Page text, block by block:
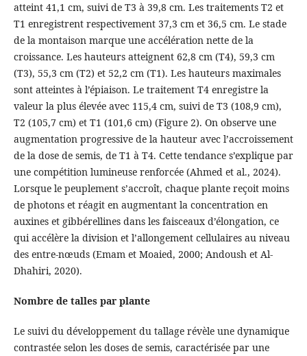
atteint 41,1 cm, suivi de T3 à 39,8 cm. Les traitements T2 et
T1 enregistrent respectivement 37,3 cm et 36,5 cm. Le stade
de la montaison marque une accélération nette de la
croissance. Les hauteurs atteignent 62,8 cm (T4), 59,3 cm
(T3), 55,3 cm (T2) et 52,2 cm (T1). Les hauteurs maximales
sont atteintes à l’épiaison. Le traitement T4 enregistre la
valeur la plus élevée avec 115,4 cm, suivi de T3 (108,9 cm),
T2 (105,7 cm) et T1 (101,6 cm) (Figure 2). On observe une
augmentation progressive de la hauteur avec l’accroissement
de la dose de semis, de T1 à T4. Cette tendance s’explique par
une compétition lumineuse renforcée (Ahmed et al., 2024).
Lorsque le peuplement s’accroît, chaque plante reçoit moins
de photons et réagit en augmentant la concentration en
auxines et gibbérellines dans les faisceaux d’élongation, ce
qui accélère la division et l’allongement cellulaires au niveau
des entre-nœuds (Emam et Moaied, 2000; Andoush et Al-
Dhahiri, 2020).
Nombre de talles par plante
Le suivi du développement du tallage révèle une dynamique
contrastée selon les doses de semis, caractérisée par une